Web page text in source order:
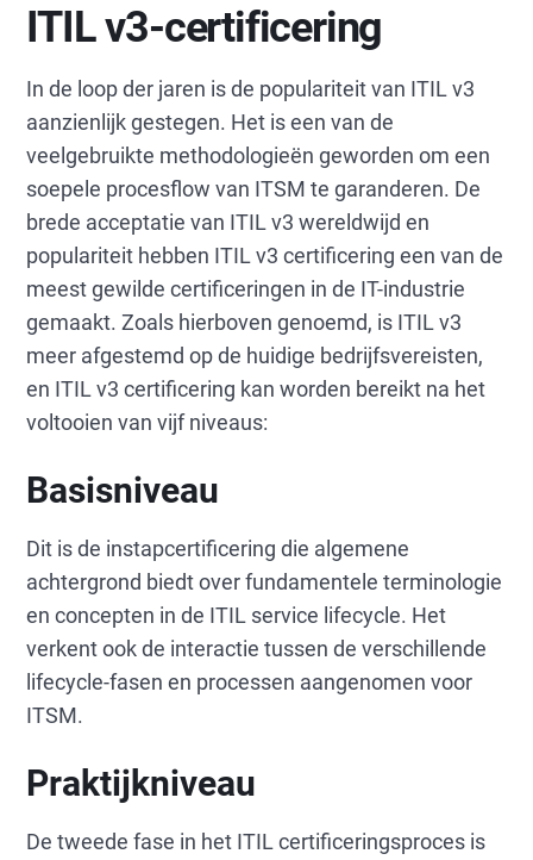
ITIL v3-certificering
In de loop der jaren is de populariteit van ITIL v3
aanzienlijk gestegen. Het is een van de
veelgebruikte methodologieën geworden om een
soepele procesflow van ITSM te garanderen. De
brede acceptatie van ITIL v3 wereldwijd en
populariteit hebben ITIL v3 certificering een van de
meest gewilde certificeringen in de IT-industrie
gemaakt. Zoals hierboven genoemd, is ITIL v3
meer afgestemd op de huidige bedrijfsvereisten,
en ITIL v3 certificering kan worden bereikt na het
voltooien van vijf niveaus:
Basisniveau
Dit is de instapcertificering die algemene
achtergrond biedt over fundamentele terminologie
en concepten in de ITIL service lifecycle. Het
verkent ook de interactie tussen de verschillende
lifecycle-fasen en processen aangenomen voor
ITSM.
Praktijkniveau
De tweede fase in het ITIL certificeringsproces is